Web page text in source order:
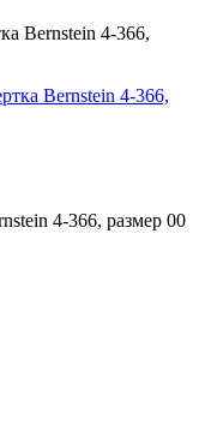
Bernstein 4-366,
4-366, размер 00